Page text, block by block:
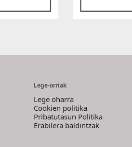
Lege-orriak
Lege oharra
Cookien politika
Pribatutasun Politika
Erabilera baldintzak